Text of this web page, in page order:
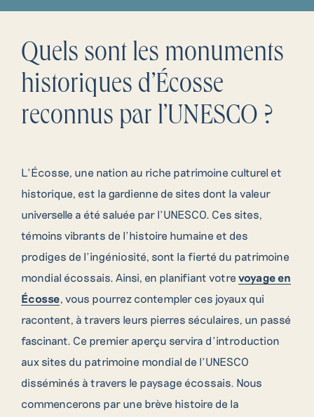
Quels sont les monuments
historiques d’Écosse
reconnus par l’UNESCO ?
L’Écosse, une nation au riche patrimoine culturel et
historique, est la gardienne de sites dont la valeur
universelle a été saluée par l’UNESCO. Ces sites,
témoins vibrants de l’histoire humaine et des
prodiges de l’ingéniosité, sont la fierté du patrimoine
mondial écossais. Ainsi, en planifiant votre voyage en
Écosse, vous pourrez contempler ces joyaux qui
racontent, à travers leurs pierres séculaires, un passé
fascinant. Ce premier aperçu servira d’introduction
aux sites du patrimoine mondial de l’UNESCO
disséminés à travers le paysage écossais. Nous
commencerons par une brève histoire de la